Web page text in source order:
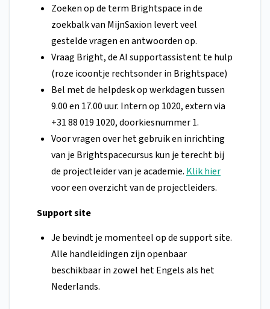
Zoeken op de term Brightspace in de
zoekbalk van MijnSaxion levert veel
gestelde vragen en antwoorden op.
Vraag Bright, de AI supportassistent te hulp
(roze icoontje rechtsonder in Brightspace)
Bel met de helpdesk op werkdagen tussen
9.00 en 17.00 uur. Intern op 1020, extern via
+31 88 019 1020, doorkiesnummer 1.
Voor vragen over het gebruik en inrichting
van je Brightspacecursus kun je terecht bij
de projectleider van je academie. Klik hier
voor een overzicht van de projectleiders.
Support site
Je bevindt je momenteel op de support site.
Alle handleidingen zijn openbaar
beschikbaar in zowel het Engels als het
Nederlands.